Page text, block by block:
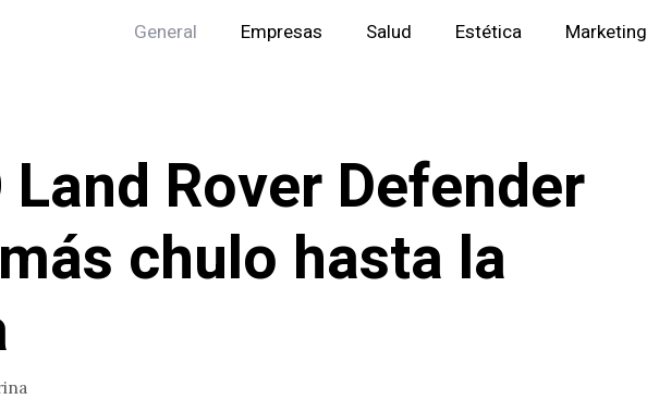
General Empresas Salud Estética Marketing
Land Rover Defender
chulo hasta la